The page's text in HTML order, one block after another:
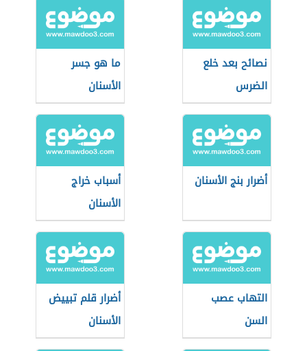
نصائح بعد خلع
الضرس
ما هو جسر
الأسنان
أضرار بنج الأسنان
أسباب خراج
الأسنان
التهاب عصب
السن
أضرار قلم تبييض
الأسنان